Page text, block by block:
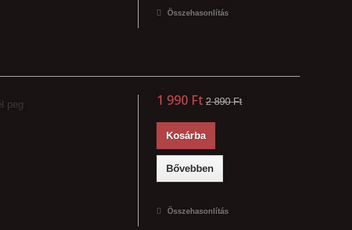
Összehasonlítás
peg 1 990 Ft‎ 2 890 Ft‎
Kosárba
Bővebben
Összehasonlítás